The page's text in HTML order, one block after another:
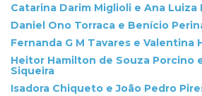
Catarina Darim Miglioli e Ana Luiza
Daniel Ono Torraca e Benício
Fernanda G M Tavares e Valentina
Heitor Hamilton de Souza Porcino
Siqueira
Isadora Chiqueto e João Pedro